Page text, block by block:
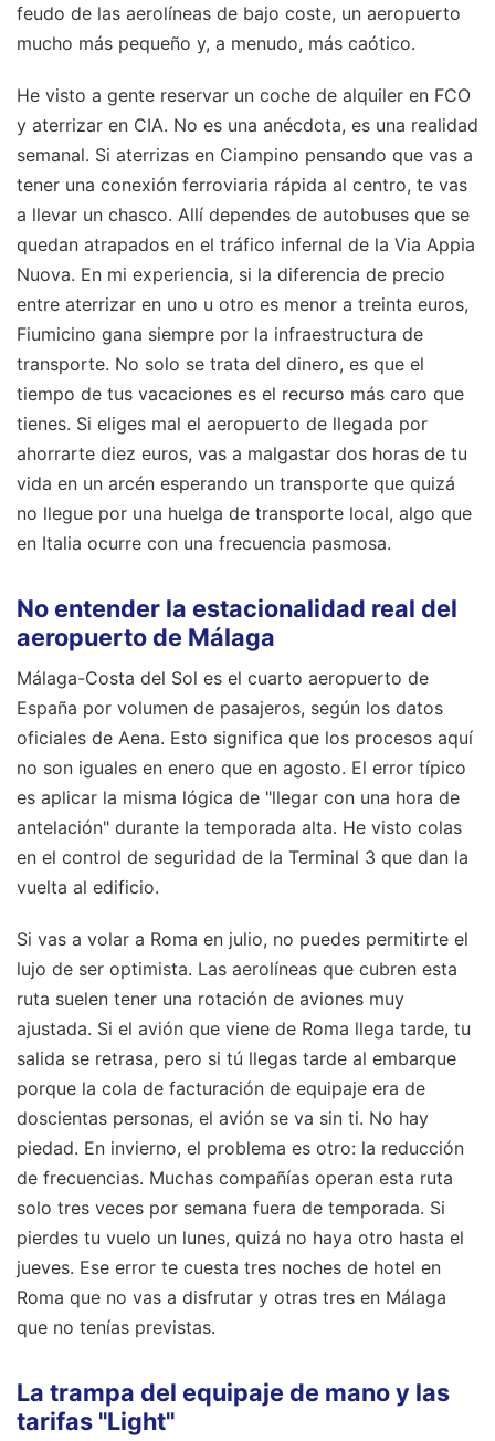
feudo de las aerolíneas de bajo coste, un aeropuerto
mucho más pequeño y, a menudo, más caótico.
He visto a gente reservar un coche de alquiler en FCO
y aterrizar en CIA. No es una anécdota, es una realidad
semanal. Si aterrizas en Ciampino pensando que vas a
tener una conexión ferroviaria rápida al centro, te vas
a llevar un chasco. Allí dependes de autobuses que se
quedan atrapados en el tráfico infernal de la Via Appia
Nuova. En mi experiencia, si la diferencia de precio
entre aterrizar en uno u otro es menor a treinta euros,
Fiumicino gana siempre por la infraestructura de
transporte. No solo se trata del dinero, es que el
tiempo de tus vacaciones es el recurso más caro que
tienes. Si eliges mal el aeropuerto de llegada por
ahorrarte diez euros, vas a malgastar dos horas de tu
vida en un arcén esperando un transporte que quizá
no llegue por una huelga de transporte local, algo que
en Italia ocurre con una frecuencia pasmosa.
No entender la estacionalidad real del
aeropuerto de Málaga
Málaga-Costa del Sol es el cuarto aeropuerto de
España por volumen de pasajeros, según los datos
oficiales de Aena. Esto significa que los procesos aquí
no son iguales en enero que en agosto. El error típico
es aplicar la misma lógica de "llegar con una hora de
antelación" durante la temporada alta. He visto colas
en el control de seguridad de la Terminal 3 que dan la
vuelta al edificio.
Si vas a volar a Roma en julio, no puedes permitirte el
lujo de ser optimista. Las aerolíneas que cubren esta
ruta suelen tener una rotación de aviones muy
ajustada. Si el avión que viene de Roma llega tarde, tu
salida se retrasa, pero si tú llegas tarde al embarque
porque la cola de facturación de equipaje era de
doscientas personas, el avión se va sin ti. No hay
piedad. En invierno, el problema es otro: la reducción
de frecuencias. Muchas compañías operan esta ruta
solo tres veces por semana fuera de temporada. Si
pierdes tu vuelo un lunes, quizá no haya otro hasta el
jueves. Ese error te cuesta tres noches de hotel en
Roma que no vas a disfrutar y otras tres en Málaga
que no tenías previstas.
La trampa del equipaje de mano y las
tarifas "Light"